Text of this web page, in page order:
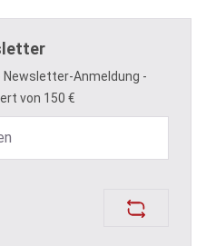
Newsletter-Anmeldung -
von 150 €